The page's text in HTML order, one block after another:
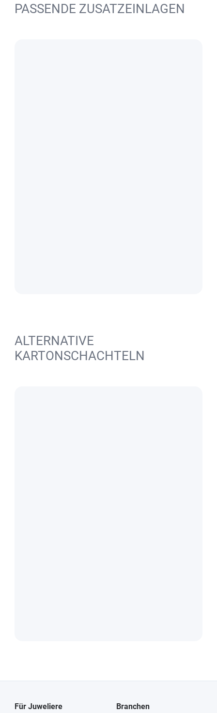
PASSENDE ZUSATZEINLAGEN
ALTERNATIVE
KARTONSCHACHTELN
Für Juweliere Branchen